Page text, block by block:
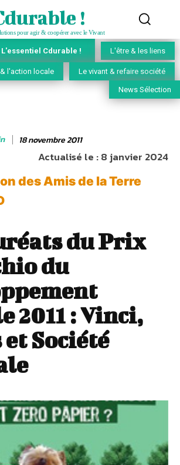
!
pour agir & coopérer avec le Vivant
L'essentiel Cdurable ! L'être & les liens
l'action locale Le vivant & refaire société
News Sélection
18 novembre 2011
Actualisé le :8 janvier 2024
des Amis de la Terre
du Prix
du
2011 : Vinci,
et Société